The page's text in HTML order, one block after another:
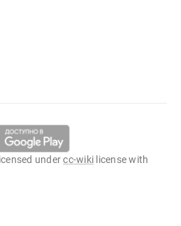
undercc-wiki license with